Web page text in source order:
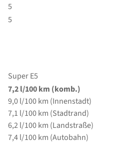
5
5
Super E5
7,2l/100 km (komb.)
9,0l/100 km (Innenstadt)
7,1 l/100 km (Stadtrand)
6,2l/100 km (Landstraße)
7,4l/100 km (Autobahn)